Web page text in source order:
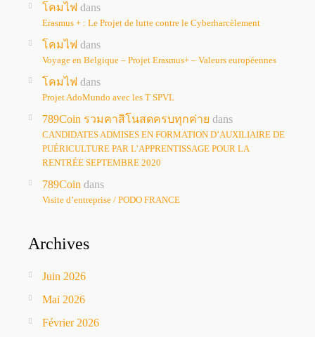
โคมไฟ dans
Erasmus + : Le Projet de lutte contre le Cyberharcèlement
โคมไฟ dans
Voyage en Belgique – Projet Erasmus+ – Valeurs européennes
โคมไฟ dans
Projet AdoMundo avec les T SPVL
789Coin รวมคาสิโนสดครบทุกค่าย dans
CANDIDATES ADMISES EN FORMATION D’AUXILIAIRE DE
PUÉRICULTURE PAR L’APPRENTISSAGE POUR LA
RENTRÉE SEPTEMBRE 2020
789Coin dans
Visite d’entreprise / PODO FRANCE
Archives
Juin 2026
Mai 2026
Février 2026